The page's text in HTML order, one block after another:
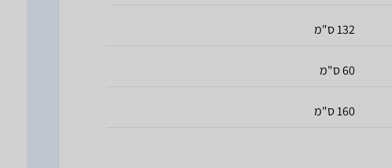
132 ס"מ
60 ס"מ
160 ס"מ